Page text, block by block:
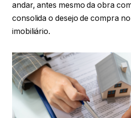
andar, antes mesmo da obra
consolida o desejo de compra
imobiliário.